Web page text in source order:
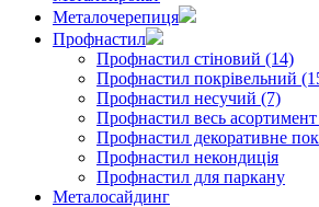
Металочерепиця
Профнастил
Профнастил стіновий (14)
Профнастил покрівельний
Профнастил несучий (7)
Профнастил весь
Профнастил декоративне
Профнастил некондиція
Профнастил для паркану
Металосайдинг